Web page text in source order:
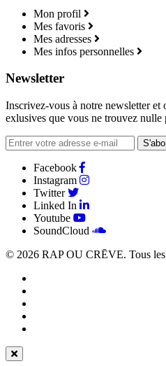
Mon profil
Mes favoris
Mes adresses
Mes infos personnelles
Newsletter
Inscrivez-vous à notre newsletter et
exlusives que vous ne trouvez nulle
Facebook
Instagram
Twitter
Linked In
Youtube
SoundCloud
© 2026 RAP OU CRĒVE. Tous